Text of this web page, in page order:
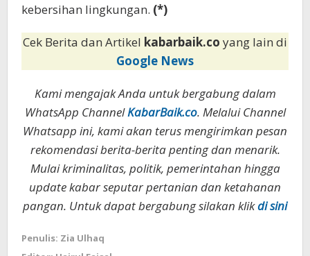
kebersihan lingkungan. (*)
Cek Berita dan Artikel kabarbaik.co yang lain di
Google News
Kami mengajak Anda untuk bergabung dalam
WhatsApp ChannelKabarBaik.co. Melalui Channel
Whatsapp ini, kami akan terus mengirimkan pesan
rekomendasi berita-berita penting dan menarik.
Mulai kriminalitas, politik, pemerintahan hingga
update kabar seputar pertanian dan ketahanan
pangan. Untuk dapat bergabung silakan klikdi sini
Penulis: Zia Ulhaq